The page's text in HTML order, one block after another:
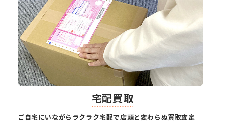
宅配買取
ご自宅にいながらラクラク宅配で店頭と変わらぬ買取査定